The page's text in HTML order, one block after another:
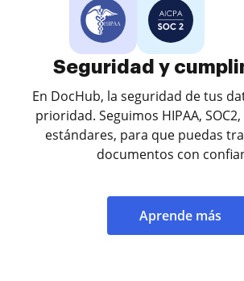
Seguridad y
En DocHub, la seguridad de tus
prioridad. Seguimos HIPAA,
estándares, para que puedas
documentos con
Aprende más